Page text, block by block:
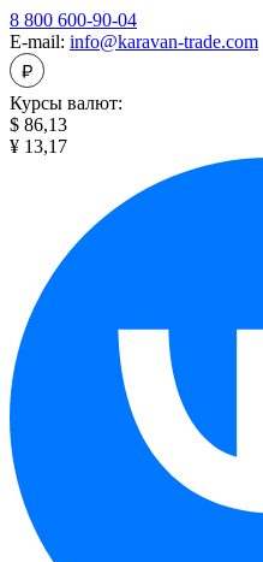
8 800 600-90-04
E-mail: info@karavan-trade.com
Курсы валют:
$ 86,13
¥ 13,17